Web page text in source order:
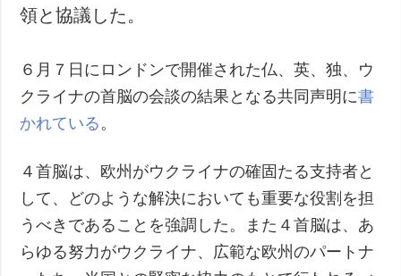
領と協議した。
６月７日にロンドンで開催された仏、英、独、ウ
クライナの首脳の会談の結果となる共同声明に書
かれている。
４首脳は、欧州がウクライナの確固たる支持者と
して、どのような解決においても重要な役割を担
うべきであることを強調した。また４首脳は、あ
らゆる努力がウクライナ、広範な欧州のパートナ